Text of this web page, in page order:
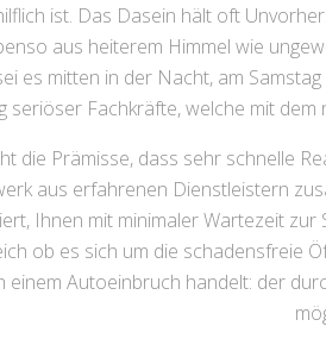
ist. Das Dasein hält oft
aus heiterem Himmel wie
es mitten in der Nacht, am
seriöser Fachkräfte, welche mit
die Prämisse, dass sehr schnelle
aus erfahrenen Dienstleistern
Ihnen mit minimaler Wartezeit
ob es sich um die schadensfreie
einem Autoeinbruch handelt: der